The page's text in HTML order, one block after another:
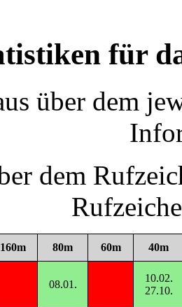
für
über dem
dem
160m 80m 60m 40m
08.01.
10.02.
27.10.